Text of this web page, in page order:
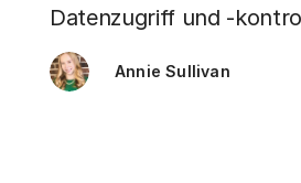
Datenzugriff und -
Annie Sullivan